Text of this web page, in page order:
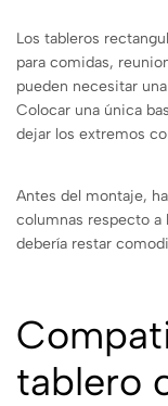
Los tableros
para comidas,
pueden necesitar
Colocar una única
dejar los extremos
Antes del montaje,
columnas respecto a
debería restar
tablero